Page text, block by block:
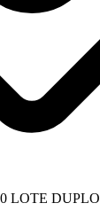
LOTE DUPLO